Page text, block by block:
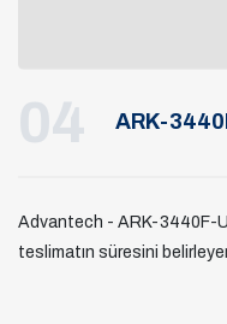
04 ARK-
Advantech - ARK-3440F-
teslimatın süresini